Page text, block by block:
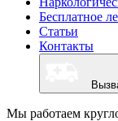
Бесплатное
Статьи
Контакты
Мы работаем